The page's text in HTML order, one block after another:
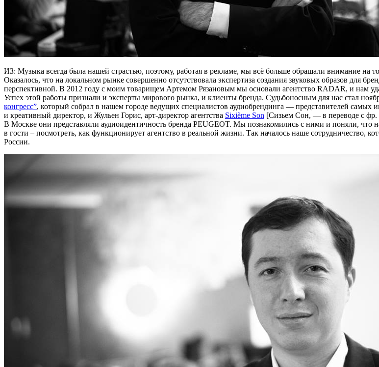
ИЗ: Музыка всегда была нашей страстью, поэтому, работая в рекламе, мы всё больше обращали внимание на
Оказалось, что на локальном рынке совершенно отсутствовала экспертиза создания звуковых образов для
перспективной. В 2012 году с моим товарищем Артемом Рязановым мы основали агентство RADAR, и нам
Успех этой работы признали и эксперты мирового рынка, и клиенты бренда. Судьбоносным для нас стал
конгресс”, который собрал в нашем городе ведущих специалистов аудиобрендинга — представителей
и креативный директор, и Жульен Горис, арт-директор агентства Sixième Son [Сизьем Сон, — в переводе с фр.
В Москве они представляли аудиоидентичность бренда PEUGEOT. Мы познакомились с ними и поняли, что
в гости – посмотреть, как функционирует агентство в реальной жизни. Так началось наше сотрудничество,
России.